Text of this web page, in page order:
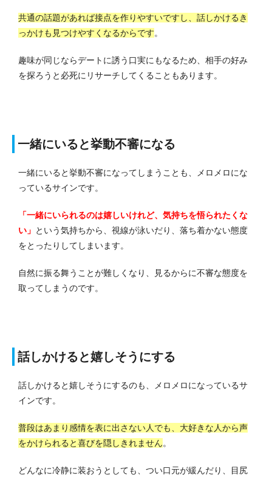
共通の話題があれば接点を作りやすいですし、話しかけるき
っかけも見つけやすくなるからです。
趣味が同じならデートに誘う口実にもなるため、相手の好み
を探ろうと必死にリサーチしてくることもあります。
一緒にいると挙動不審になる
一緒にいると挙動不審になってしまうことも、メロメロにな
っているサインです。
「一緒にいられるのは嬉しいけれど、気持ちを悟られたくな
い」 という気持ちから、視線が泳いだり、落ち着かない態度
をとったりしてしまいます。
自然に振る舞うことが難しくなり、見るからに不審な態度を
取ってしまうのです。
話しかけると嬉しそうにする
話しかけると嬉しそうにするのも、メロメロになっているサ
インです。
普段はあまり感情を表に出さない人でも、大好きな人から声
をかけられると喜びを隠しきれません。
どんなに冷静に装おうとしても、つい口元が緩んだり、目尻